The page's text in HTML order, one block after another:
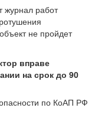
журнал работ
не пройдет
вправе
на срок до 90
по КоАП РФ